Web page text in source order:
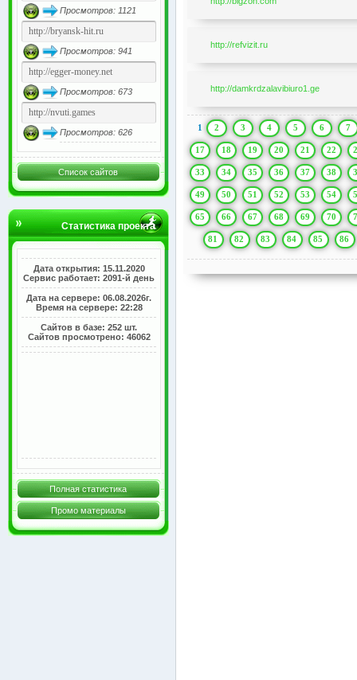
Просмотров: 1121
Просмотров: 941
Просмотров: 673
Просмотров: 626
Список сайтов
Статистика проекта
Дата открытия: 15.11.2020
Сервис работает: 2091-й день
Дата на сервере: 06.08.2026г.
Время на сервере: 22:28
Сайтов в базе: 252 шт.
Сайтов просмотрено: 46062
Полная статистика
Промо материалы
http://refvizit.ru
http://damkrdzalavibiuro1.ge
1 2 3 4 5 6 7
17 18 19 20 21 22
33 34 35 36 37 38
49 50 51 52 53 54
65 66 67 68 69 70
81 82 83 84 85 86